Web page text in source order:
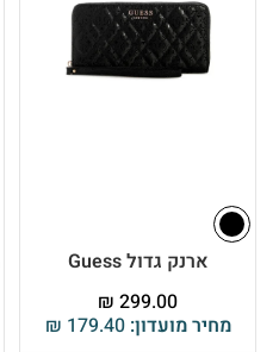
ארנק גדול Guess
מחיר מועדון: ₪ 179.40
₪ 299.00